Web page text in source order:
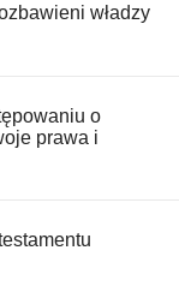
władzy
o
prawa i